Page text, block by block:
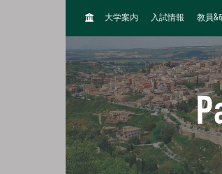
H
E
大学案内 入試情報 教員&